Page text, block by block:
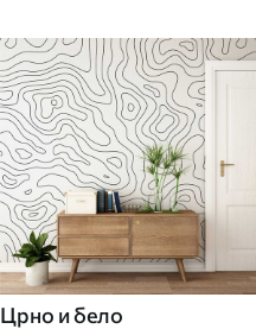
Црно и бело